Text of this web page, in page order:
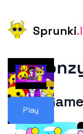
Sprunki
Play
More